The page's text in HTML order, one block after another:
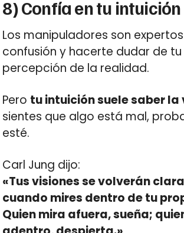
8) Confía en tu intuición
Los manipuladores son
confusión y hacerte dudar de
percepción de la realidad.
Pero tu intuición suele saber
sientes que algo está mal,
esté.
Carl Jung dijo:
«Tus visiones se volverán
cuando mires dentro de tu
Quien mira afuera, sueña;